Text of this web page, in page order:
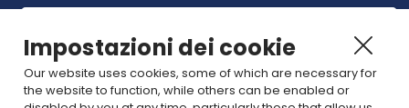
Abonnez-vous à nos dernières nouvelles et articles.
Impostazioni dei cookie
Our website uses cookies, some of which are necessary for
the website to function, while others can be enabled or